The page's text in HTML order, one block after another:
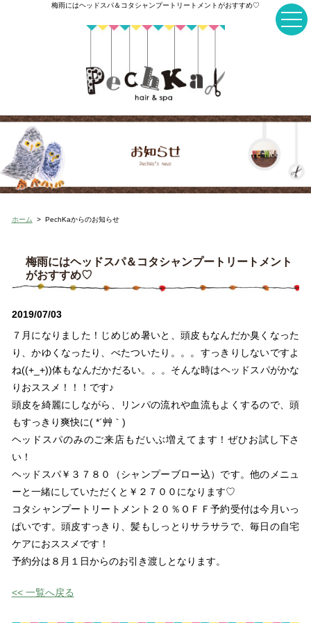
梅雨にはヘッドスパ＆コタシャンプートリートメントがおすすめ♡
ホーム > PechKaからのお知らせ
梅雨にはヘッドスパ＆コタシャンプートリートメント
がおすすめ♡
2019/07/03
７月になりました！じめじめ暑いと、頭皮もなんだか臭くなった
り、かゆくなったり、べたついたり。。。すっきりしないですよ
ね((+_+))体もなんだかだるい。。。そんな時はヘッドスパがかな
りおススメ！！！です♪
頭皮を綺麗にしながら、リンパの流れや血流もよくするので、頭
もすっきり爽快に( *´艸｀)
ヘッドスパのみのご来店もだいぶ増えてます！ぜひお試し下さ
い！
ヘッドスパ￥３７８０（シャンプーブロー込）です。他のメニュ
ーと一緒にしていただくと￥２７００になります♡
コタシャンプートリートメント２０％ＯＦＦ予約受付は今月いっ
ぱいです。頭皮すっきり、髪もしっとりサラサラで、毎日の自宅
ケアにおススメです！
予約分は８月１日からのお引き渡しとなります。
<< 一覧へ戻る